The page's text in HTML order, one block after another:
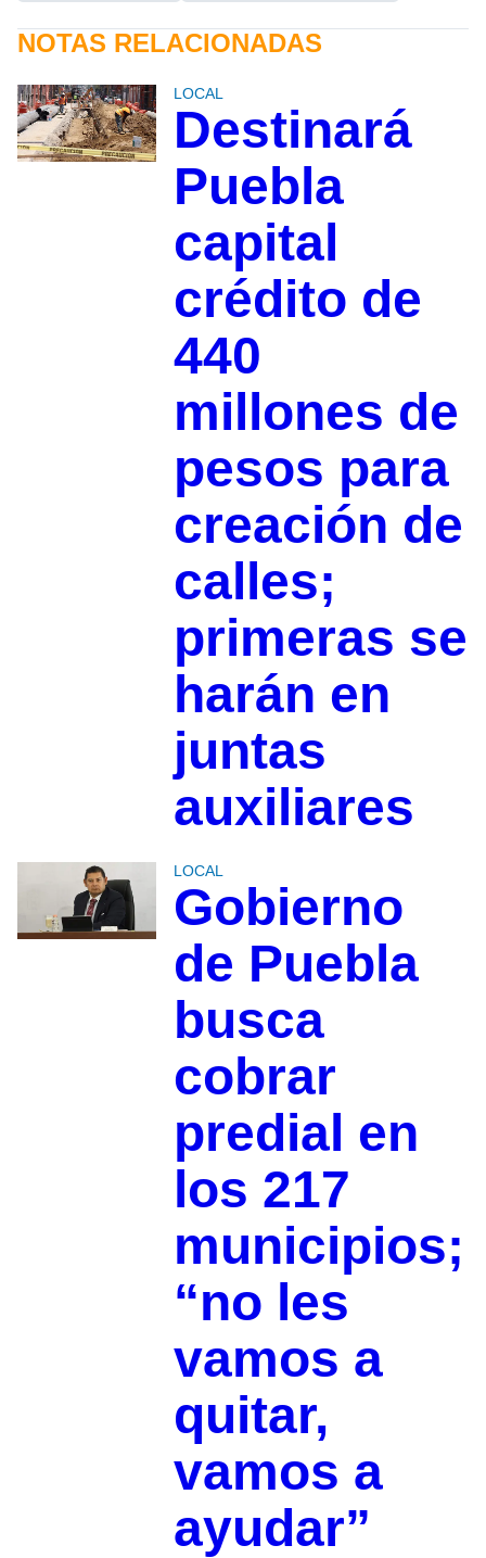
NOTAS RELACIONADAS
LOCAL
Destinará
Puebla
capital
crédito de
440
millones de
pesos para
creación de
calles;
primeras se
harán en
juntas
auxiliares
LOCAL
Gobierno
de Puebla
busca
cobrar
predial en
los 217
municipios;
“no les
vamos a
quitar,
vamos a
ayudar”